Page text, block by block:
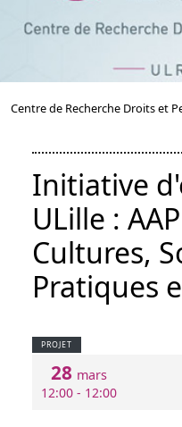
Centre de Recherche Droits et
Initiative
ULille :
Cultures,
Pratiques
PROJET
28 mars
12:00 - 12:00